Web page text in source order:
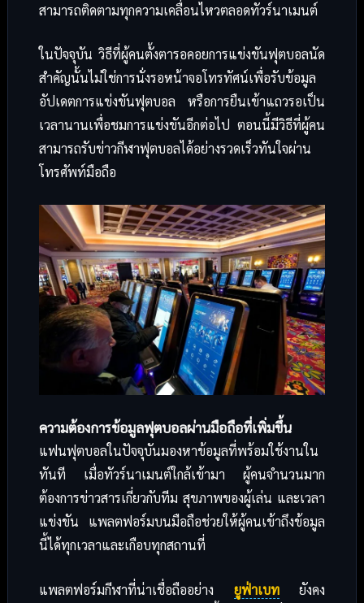
สามารถติดตามทุกความเคลื่อนไหวตลอดทัวร์นาเมนต์
ในปัจจุบัน วิธีที่ผู้คนตั้งตารอคอยการแข่งขันฟุตบอลนัด
สำคัญนั้นไม่ใช่การนั่งรอหน้าจอโทรทัศน์เพื่อรับข้อมูล
อัปเดตการแข่งขันฟุตบอล หรือการยืนเข้าแถวรอเป็น
เวลานานเพื่อชมการแข่งขันอีกต่อไป ตอนนี้มีวิธีที่ผู้คน
สามารถรับข่าวกีฬาฟุตบอลได้อย่างรวดเร็วทันใจผ่าน
โทรศัพท์มือถือ
ความต้องการข้อมูลฟุตบอลผ่านมือถือที่เพิ่มขึ้น
แฟนฟุตบอลในปัจจุบันมองหาข้อมูลที่พร้อมใช้งานใน
ทันที เมื่อทัวร์นาเมนต์ใกล้เข้ามา ผู้คนจำนวนมาก
ต้องการข่าวสารเกี่ยวกับทีม สุขภาพของผู้เล่น และเวลา
แข่งขัน แพลตฟอร์มบนมือถือช่วยให้ผู้คนเข้าถึงข้อมูล
นี้ได้ทุกเวลาและเกือบทุกสถานที่
แพลตฟอร์มกีฬาที่น่าเชื่อถืออย่าง ยูฟ่าเบทยังคง